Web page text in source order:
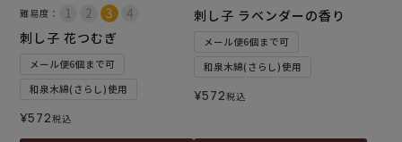
難易度：
刺し子 花つむぎ
メール便6個まで可
和泉木綿(さらし)使用
¥572税込
刺し子 ラベンダーの香り
メール便6個まで可
和泉木綿(さらし)使用
¥572税込